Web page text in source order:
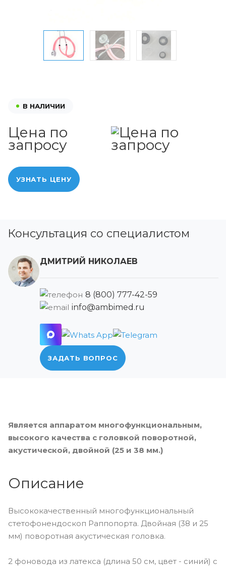
В НАЛИЧИИ
Цена по
запросу
УЗНАТЬ ЦЕНУ
Консультация со специалистом
ДМИТРИЙ НИКОЛАЕВ
8 (800) 777-42-59
info@ambimed.ru
ЗАДАТЬ ВОПРОС
Является аппаратом многофункциональным,
высокого качества с головкой поворотной,
акустической, двойной (25 и 38 мм.)
Описание
Высококачественный многофункциональный
стетофонендоскоп Раппопорта. Двойная (38 и 25
мм) поворотная акустическая головка.
2 фоновода из латекса (длина 50 см, цвет - синий) с